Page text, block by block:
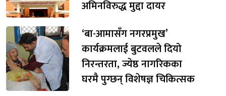
अमिनविरुद्ध मुद्दा दायर
‘बा-आमासँग नगरप्रमुख’
कार्यक्रमलाई बुटवलले दियो
निरन्तरता, ज्येष्ठ नागरिकका
घरमै पुग्छन् विशेषज्ञ चिकित्सक